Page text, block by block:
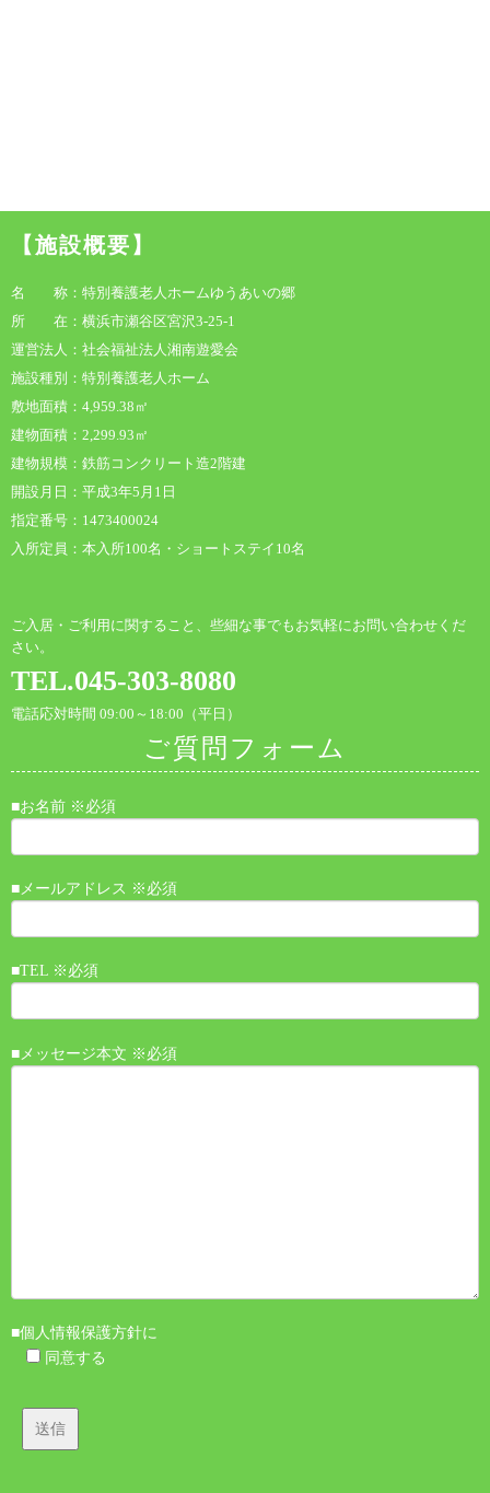
【施設概要】
名 称：特別養護老人ホームゆうあいの郷
所 在：横浜市瀬谷区宮沢3-25-1
運営法人：社会福祉法人湘南遊愛会
施設種別：特別養護老人ホーム
敷地面積：4,959.38㎡
建物面積：2,299.93㎡
建物規模：鉄筋コンクリート造2階建
開設月日：平成3年5月1日
指定番号：1473400024
入所定員：本入所100名・ショートステイ10名
ご入居・ご利用に関すること、些細な事でもお気軽にお問い合わせくだ
さい。
TEL.045-303-8080
電話応対時間 09:00～18:00（平日）
ご質問フォーム
■お名前 ※必須
■メールアドレス ※必須
■TEL ※必須
■メッセージ本文 ※必須
■個人情報保護方針に
同意する